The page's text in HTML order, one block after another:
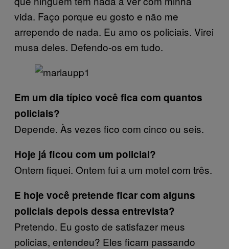
vida. Faço porque eu gosto e não me
arrependo de nada. Eu amo os policiais. Virei
musa deles. Defendo-os em tudo.
Em um dia típico você fica com quantos
policiais?
Depende. Às vezes fico com cinco ou seis.
Hoje já ficou com um policial?
Ontem fiquei. Ontem fui a um motel com três.
E hoje você pretende ficar com alguns
policiais depois dessa entrevista?
Pretendo. Eu gosto de satisfazer meus
policias, entendeu? Eles ficam passando